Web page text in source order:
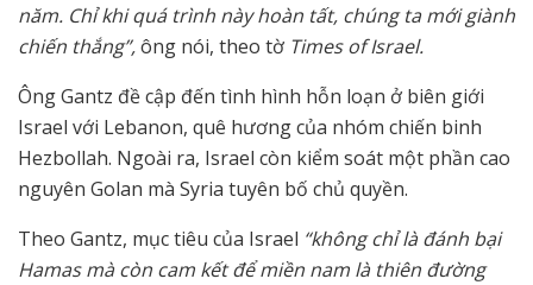
năm. Chỉ khi quá trình này hoàn tất, chúng ta mới giành
chiến thắng”,ông nói, theo tờ Times of Israel.
Ông Gantz đề cập đến tình hình hỗn loạn ở biên giới
Israel với Lebanon, quê hương của nhóm chiến binh
Hezbollah. Ngoài ra, Israel còn kiểm soát một phần cao
nguyên Golan mà Syria tuyên bố chủ quyền.
Theo Gantz, mục tiêu của Israel “không chỉ là đánh bại
Hamas mà còn cam kết để miền nam là thiên đường